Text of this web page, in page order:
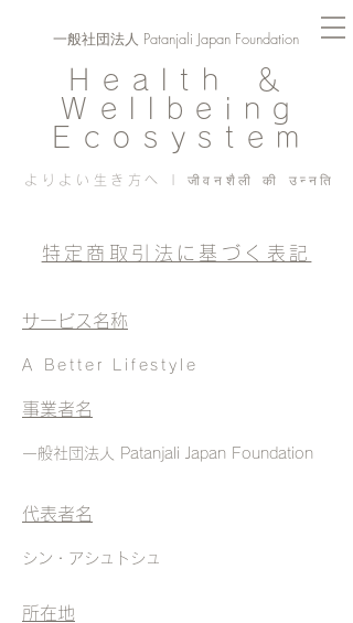
Health ＆
Wellbeing
Ecosystem
よりよい生き方へ | जीवनशैली की उन्नति
一般社団法人 Patanjali Japan Foundation
特定商取引法に基づく表記
サービス名称
A Better Lifestyle
事業者名
一般社団法人 Patanjali Japan Foundation
代表者名
​シン・アシュトシュ
所在地